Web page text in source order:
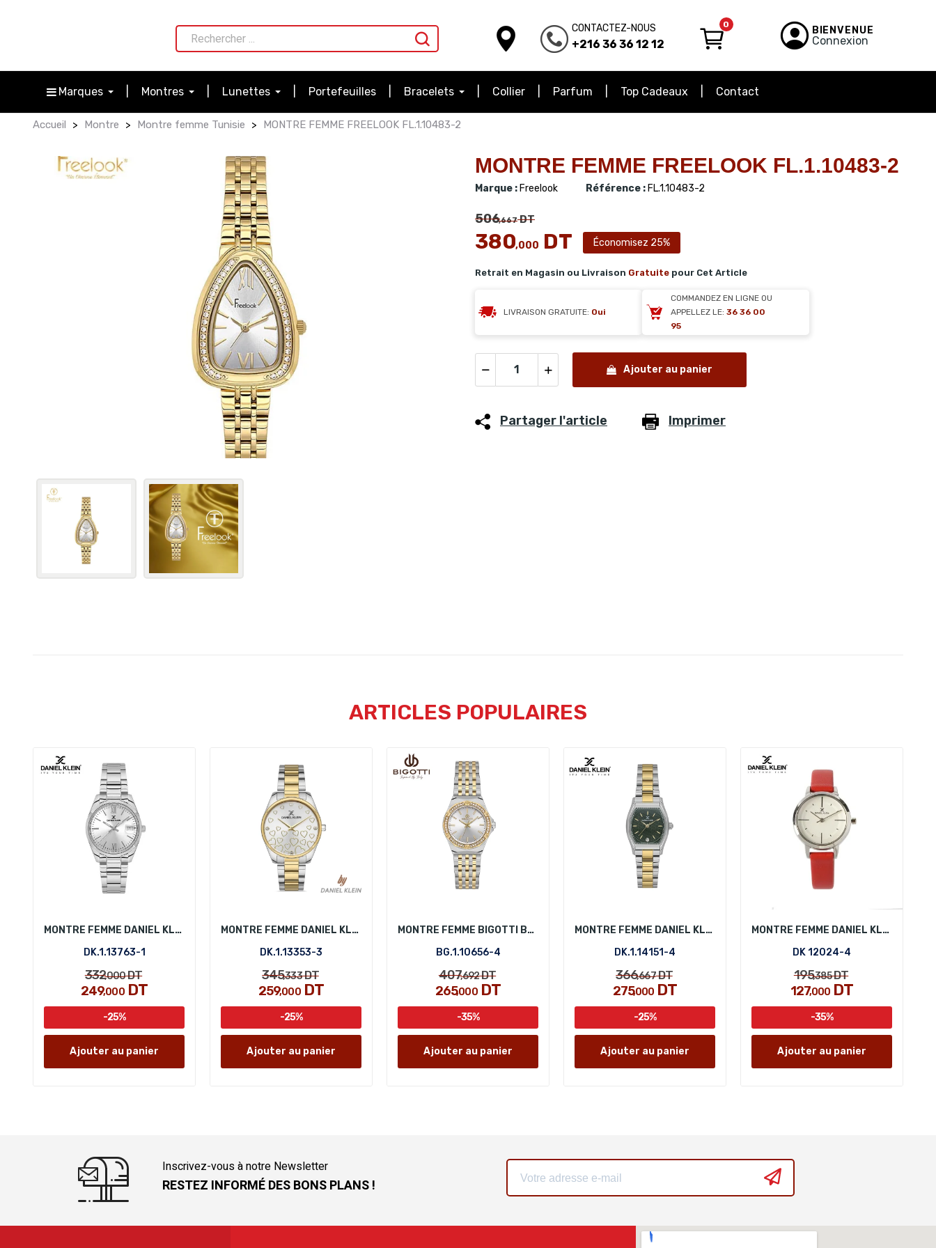
CONTACTEZ-NOUS
+216 36 36 12 12
0 BIENVENUE
Connexion
Marques Montres Lunettes Portefeuilles Bracelets Collier Parfum Top Cadeaux Contact
Accueil Montre Montre femme Tunisie MONTRE FEMME FREELOOK FL.1.10483-2
MONTRE FEMME FREELOOK FL.1.10483-2
Marque : Freelook Référence : FL.1.10483-2
506,667DT
380,000 DT Économisez 25%
Retrait en Magasin ou Livraison Gratuite pour Cet Article
LIVRAISON GRATUITE: Oui
COMMANDEZ EN LIGNE OU
APPELLEZ LE: 36 36 00
95
Ajouter au panier
Partager l'article Imprimer
ARTICLES POPULAIRES
MONTRE FEMME DANIEL KLEIN DK.1.13763-1
DK.1.13763-1
332,000DT
249,000DT
-25%
Ajouter au panier
MONTRE FEMME DANIEL KLEIN DK.1.13353-3
DK.1.13353-3
345,333DT
259,000DT
-25%
Ajouter au panier
MONTRE FEMME BIGOTTI BG.1.10656-4
BG.1.10656-4
407,692DT
265,000DT
-35%
Ajouter au panier
MONTRE FEMME DANIEL KLEIN DK.1.14151-4
DK.1.14151-4
366,667DT
275,000 DT
-25%
Ajouter au panier
MONTRE FEMME DANIEL KLEIN DK 12024-4
DK 12024-4
195,385DT
127,000 DT
-35%
Ajouter au panier
Inscrivez-vous à notre Newsletter
RESTEZ INFORMÉ DES BONS PLANS !